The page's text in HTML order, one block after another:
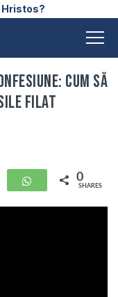
Hristos?
cum să
Filat
WhatsApp
0
SHARES